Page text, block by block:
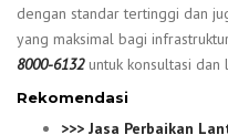
dengan standar tertinggi dan
yang maksimal bagi
8000-6132untuk konsultasi dan
Rekomendasi
>>> Jasa Perbaikan